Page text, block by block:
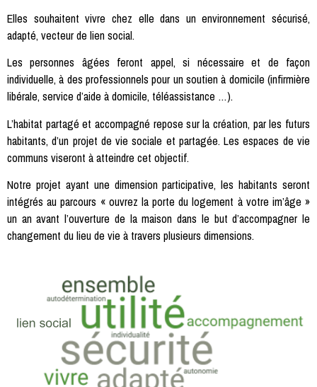
Elles souhaitent vivre chez elle dans un environnement sécurisé,
adapté, vecteur de lien social.
Les personnes âgées feront appel, si nécessaire et de façon
individuelle, à des professionnels pour un soutien à domicile (infirmière
libérale, service d’aide à domicile, téléassistance …).
L’habitat partagé et accompagné repose sur la création, par les futurs
habitants, d’un projet de vie sociale et partagée. Les espaces de vie
communs viseront à atteindre cet objectif.
Notre projet ayant une dimension participative, les habitants seront
intégrés au parcours « ouvrez la porte du logement à votre im’âge »
un an avant l’ouverture de la maison dans le but d’accompagner le
changement du lieu de vie à travers plusieurs dimensions.